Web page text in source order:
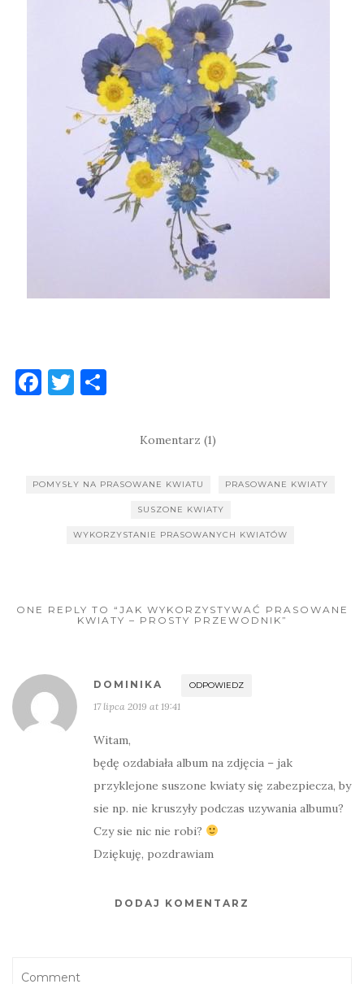
F
b
T
r
Komentarz (1)
POMYSŁY NA PRASOWANE KWIATU PRASOWANE KWIATY
SUSZONE KWIATY
WYKORZYSTANIE PRASOWANYCH KWIATÓW
ONE REPLY TO “JAK WYKORZYSTYWAĆ PRASOWANE
KWIATY – PROSTY PRZEWODNIK”
DOMINIKA ODPOWIEDZ
17 lipca 2019 at 19:41
Witam,
będę ozdabiała album na zdjęcia – jak
przyklejone suszone kwiaty się zabezpiecza, by
sie np. nie kruszyły podczas uzywania albumu?
Czy sie nic nie robi?
Dziękuję, pozdrawiam
DODAJ KOMENTARZ